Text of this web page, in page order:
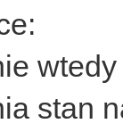
stan